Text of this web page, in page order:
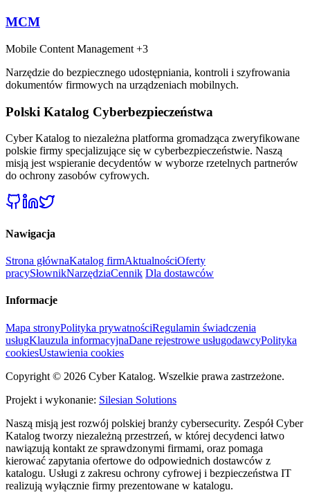
MCM
Mobile Content Management +3
Narzędzie do bezpiecznego udostępniania, kontroli i szyfrowania
dokumentów firmowych na urządzeniach mobilnych.
Polski Katalog Cyberbezpieczeństwa
Cyber Katalog to niezależna platforma gromadząca zweryfikowane
polskie firmy specjalizujące się w cyberbezpieczeństwie. Naszą
misją jest wspieranie decydentów w wyborze rzetelnych partnerów
do ochrony zasobów cyfrowych.
Nawigacja
Strona głównaKatalog firmAktualnościOferty
pracySłownikNarzędziaCennik Dla dostawców
Informacje
Mapa stronyPolityka prywatnościRegulamin świadczenia
usługKlauzula informacyjnaDane rejestrowe usługodawcyPolityka
cookiesUstawienia cookies
Copyright © 2026 Cyber Katalog. Wszelkie prawa zastrzeżone.
Projekt i wykonanie: Silesian Solutions
Naszą misją jest rozwój polskiej branży cybersecurity. Zespół Cyber
Katalog tworzy niezależną przestrzeń, w której decydenci łatwo
nawiązują kontakt ze sprawdzonymi firmami, oraz pomaga
kierować zapytania ofertowe do odpowiednich dostawców z
katalogu. Usługi z zakresu ochrony cyfrowej i bezpieczeństwa IT
realizują wyłącznie firmy prezentowane w katalogu.